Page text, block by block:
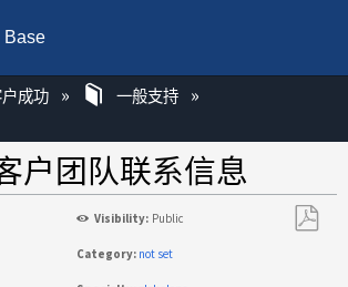
Base
局层次
成功 一般支持
户团队联系信息
Visibility: Public
Category: not set